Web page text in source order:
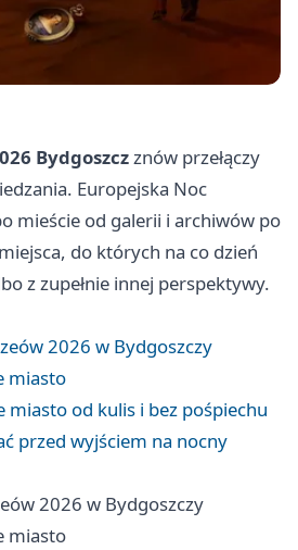
Bydgoszczznów przełączy
Europejska Noc
mieście od galerii i archiwów po
do których na co dzień
z zupełnie innej perspektywy.
2026 w Bydgoszczy
miasto
miasto od kulis i bez pośpiechu
przed wyjściem na nocny
2026 w Bydgoszczy
miasto